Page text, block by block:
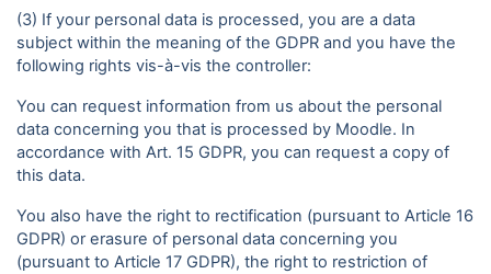
(3) If your personal data is processed, you are a data
subject within the meaning of the GDPR and you have the
following rights vis-à-vis the controller:
You can request information from us about the personal
data concerning you that is processed by Moodle. In
accordance with Art. 15 GDPR, you can request a copy of
this data.
You also have the right to rectification (pursuant to Article 16
GDPR) or erasure of personal data concerning you
(pursuant to Article 17 GDPR), the right to restriction of